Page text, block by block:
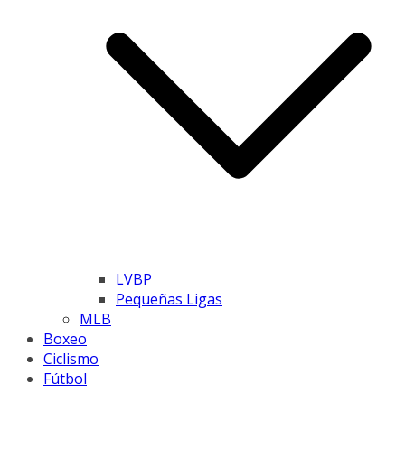
LVBP
Pequeñas Ligas
MLB
Boxeo
Ciclismo
Fútbol